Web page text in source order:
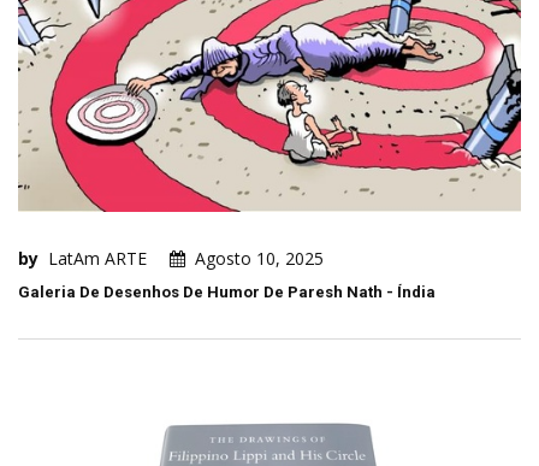
by LatAm ARTE Agosto 10, 2025
Galeria De Desenhos De Humor De Paresh Nath - Índia